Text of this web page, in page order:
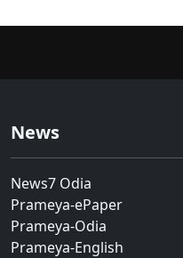
News
News7 Odia
Prameya-ePaper
Prameya-Odia
Prameya-English